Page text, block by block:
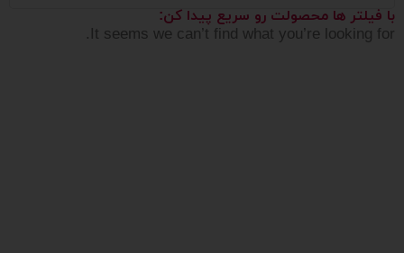
با فیلتر ها محصولت رو سریع پیدا کن:
It seems we can’t find what you’re looking for.